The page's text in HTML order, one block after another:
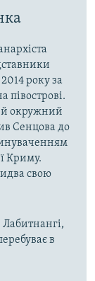
року за
півострові.
окружний
Сенцова до
Криму.
свою
Лабитнангі,
в